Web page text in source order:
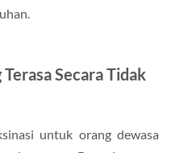
Secara Tidak
untuk orang dewasa